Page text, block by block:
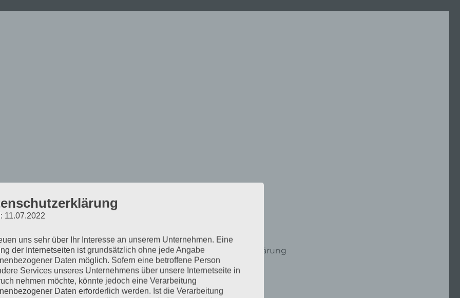
with WordPress managed by 1&1
Impressum Disclaimer Cookies Datenschutzerklärung
11.07.2022
uns sehr über Ihr Interesse an unserem Unternehmen. Eine
der Internetseiten ist grundsätzlich ohne jede Angabe
Daten möglich. Sofern eine betroffene Person
Services unseres Unternehmens über unsere Internetseite in
nehmen möchte, könnte jedoch eine Verarbeitung
Daten erforderlich werden. Ist die Verarbeitung